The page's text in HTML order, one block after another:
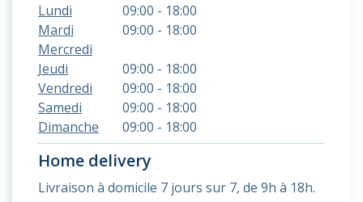
Lundi
09:00 - 18:00
Mardi
09:00 - 18:00
Mercredi
Jeudi
09:00 - 18:00
Vendredi
09:00 - 18:00
Samedi
09:00 - 18:00
Dimanche
09:00 - 18:00
Home delivery
Livraison à domicile 7 jours sur 7, de 9h à 18h.